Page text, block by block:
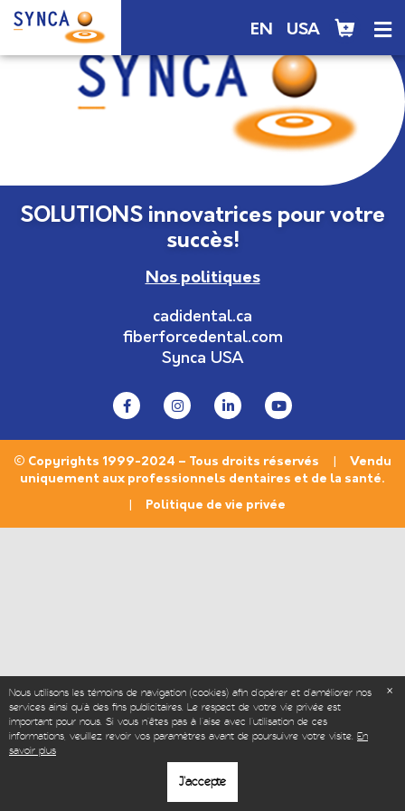
EN USA
SOLUTIONS innovatrices pour votre
succès!
Nos politiques
cadidental.ca
fiberforcedental.com
Synca USA
© Copyrights 1999-2024 – Tous droits réservés | Vendu
uniquement aux professionnels dentaires et de la santé.
Politique de vie privée
Nous utilisons les témoins de navigation (cookies) afin d'opérer et d’améliorer nos
services ainsi qu'à des fins publicitaires. Le respect de votre vie privée est
important pour nous. Si vous n'êtes pas à l'aise avec l'utilisation de ces
informations, veuillez revoir vos paramètres avant de poursuivre votre visite. En
savoir plus
J'accepte